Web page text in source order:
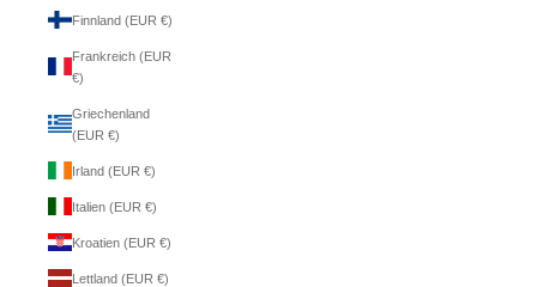
Finnland (EUR €)
Frankreich (EUR
€)
Griechenland
(EUR €)
Irland (EUR €)
Italien (EUR €)
Kroatien (EUR €)
Lettland (EUR €)